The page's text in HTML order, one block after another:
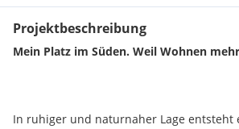
Projektbeschreibung
Mein Platz im Süden. Weil Wohnen
In ruhiger und naturnaher Lage entsteht